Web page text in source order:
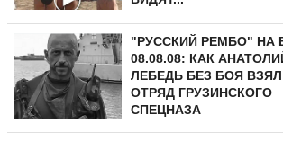
"РУССКИЙ РЕМБО" НА
08.08.08: КАК
ЛЕБЕДЬ БЕЗ БОЯ
ОТРЯД ГРУЗИНСКОГО
СПЕЦНАЗА